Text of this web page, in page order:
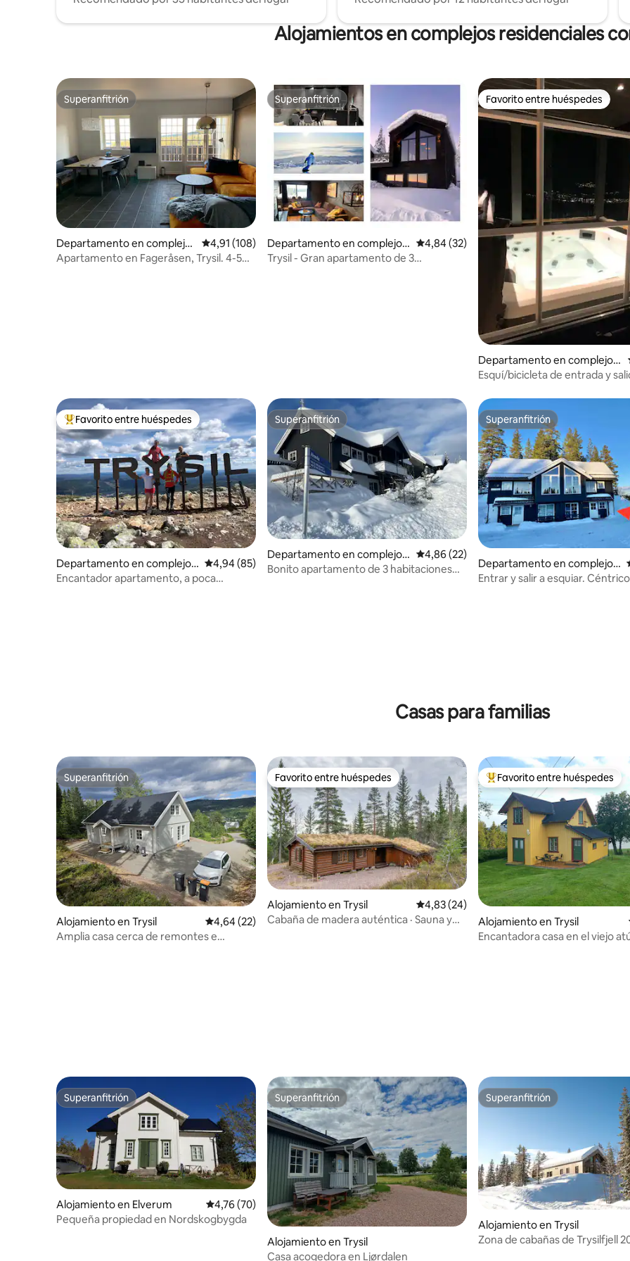
Alojamientos en complejos residenciales
Superanfitrión
Superanfitrión
Departamento en complejo
residencial en Trysil
Calificación promedio: 4,91 de 5. 108 evaluaciones
4,91 (108)
Apartamento en Fageråsen, Trysil. 4-5
Superanfitrión
Superanfitrión
Departamento en complejo r
esidencial en Trysil
Calificación promedio: 4,84 de 5. 32
4,84 (32)
Trysil - Gran apartamento de 3
Favorito entre huéspedes
Favorito entre huéspedes
Departamento en complejo r
esidencial en Trysil
Esquí/bicicleta de entrada y
Favorito entre los huéspedes más destacados
Favorito entre huéspedes
Departamento en complejo r
esidencial en Trysil
Calificación promedio: 4,94 de 5. 85 evaluaciones
4,94 (85)
Encantador apartamento, a poca
Superanfitrión
Superanfitrión
Departamento en complejo r
esidencial en Trysil
Calificación promedio: 4,86 de 5. 22
4,86 (22)
Bonito apartamento de 3 habitaciones
Superanfitrión
Superanfitrión
Departamento en complejo r
esidencial en Trysil
Entrar y salir a esquiar.
Casas para familias
Superanfitrión
Superanfitrión
Alojamiento en Trysil Calificación promedio: 4,64 de 5. 22 evaluaciones
4,64 (22)
Amplia casa cerca de remontes e
Favorito entre huéspedes
Favorito entre huéspedes
Alojamiento en Trysil Calificación promedio: 4,83 de 5. 24
4,83 (24)
Cabaña de madera auténtica · Sauna y
Favorito entre los huéspedes
Favorito entre huéspedes
Alojamiento en Trysil
Encantadora casa en el viejo
Superanfitrión
Superanfitrión
Alojamiento en Elverum Calificación promedio: 4,76 de 5. 70 evaluaciones
4,76 (70)
Pequeña propiedad en Nordskogbygda
Superanfitrión
Superanfitrión
Alojamiento en Trysil
Casa acogedora en Ljørdalen
Superanfitrión
Superanfitrión
Alojamiento en Trysil
Zona de cabañas de Trysilfjell